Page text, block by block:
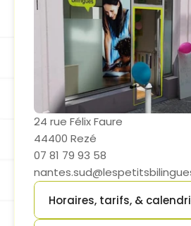
24 rue Félix Faure
44400 Rezé
07 81 79 93 58
Horaires, tarifs, &
Button